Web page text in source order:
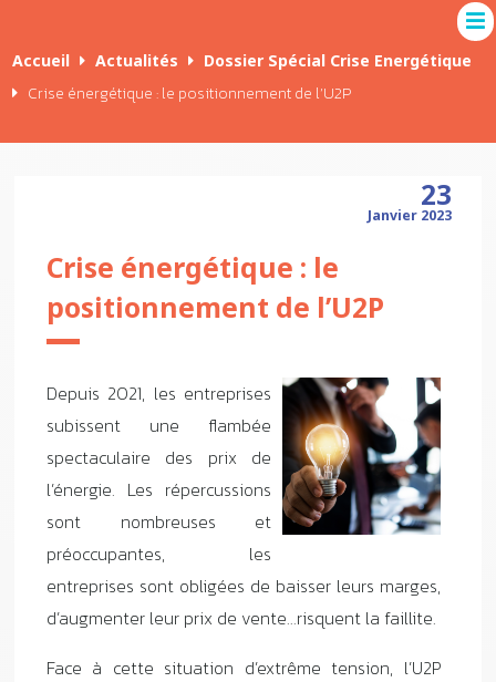
Accueil Actualités Dossier Spécial Crise Energétique
Crise énergétique : le positionnement de l’U2P
23
Janvier 2023
Crise énergétique : le
positionnement de l’U2P
Depuis 2021, les entreprises
subissent une flambée
spectaculaire des prix de
l’énergie. Les répercussions
sont nombreuses et
préoccupantes, les
entreprises sont obligées de baisser leurs marges,
d’augmenter leur prix de vente…risquent la faillite.
Face à cette situation d’extrême tension, l’U2P